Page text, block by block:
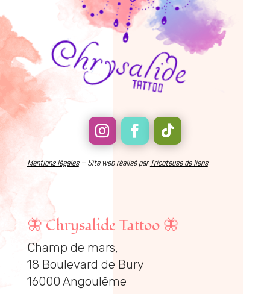
Mentions légales– Site web réalisé parTricoteuse de liens
🦋Chrysalide Tattoo 🦋
Champ de mars,
18 Boulevard de Bury
16000 Angoulême